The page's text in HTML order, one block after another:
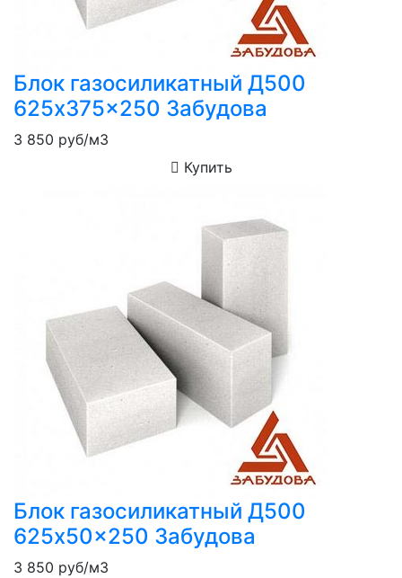
Блок газосиликатный Д500
625x375x250 Забудова
3 850 руб/м3
Купить
Блок газосиликатный Д500
625x50x250 Забудова
3 850 руб/м3